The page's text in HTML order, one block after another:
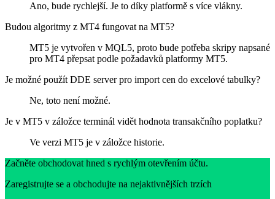
Ano, bude rychlejší. Je to díky platformě s více vlákny.
Budou algoritmy z MT4 fungovat na MT5?
MT5 je vytvořen v MQL5, proto bude potřeba skripy napsané
pro MT4 přepsat podle požadavků platformy MT5.
Je možné použít DDE server pro import cen do excelové tabulky?
Ne, toto není možné.
Je v MT5 v záložce terminál vidět hodnota transakčního poplatku?
Ve verzi MT5 je v záložce historie.
Začněte obchodovat hned s rychlým otevřením účtu.
Zaregistrujte se a obchodujte na nejaktivnějších trzích